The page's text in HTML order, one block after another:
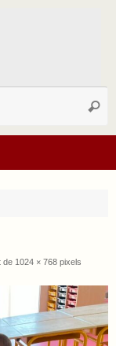
de 1024 × 768 pixels